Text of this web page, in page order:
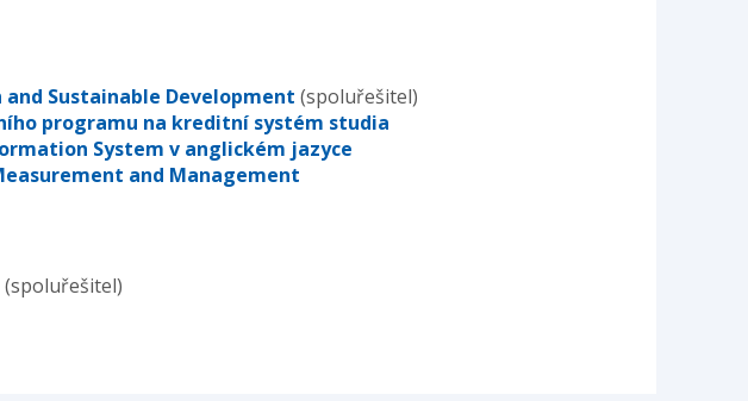
Sustainable Development (spoluřešitel)
programu na kreditní systém studia
System v anglickém jazyce
and Management
(spoluřešitel)